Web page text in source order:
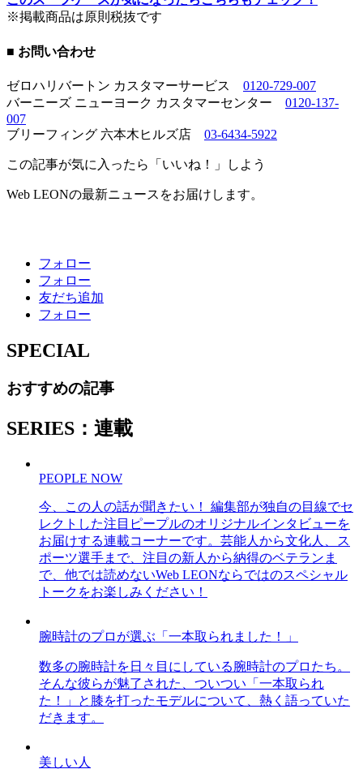
※掲載商品は原則税抜です
■ お問い合わせ
ゼロハリバートン カスタマーサービス 0120-729-007
バーニーズ ニューヨーク カスタマーセンター 0120-137-
007
ブリーフィング 六本木ヒルズ店 03-6434-5922
この記事が気に入ったら「いいね！」しよう
Web LEONの最新ニュースをお届けします。
フォロー
フォロー
友だち追加
フォロー
SPECIAL
おすすめの記事
SERIES：連載
PEOPLE NOW
今、この人の話が聞きたい！ 編集部が独自の目線でセ
レクトした注目ピープルのオリジナルインタビューを
お届けする連載コーナーです。芸能人から文化人、ス
ポーツ選手まで、注目の新人から納得のベテランま
で、他では読めないWeb LEONならではのスペシャル
トークをお楽しみください！
腕時計のプロが選ぶ「一本取られました！」
数多の腕時計を日々目にしている腕時計のプロたち。
そんな彼らが魅了された、ついつい「一本取られ
た！」と膝を打ったモデルについて、熱く語っていた
だきます。
美しい人